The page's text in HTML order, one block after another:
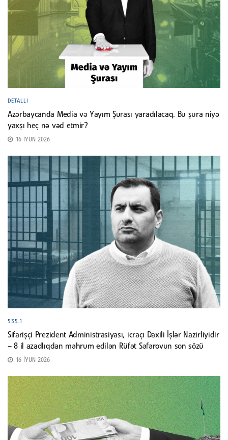
DETALLI
Azərbaycanda Media və Yayım Şurası yaradılacaq. Bu şura niyə
yaxşı heç nə vəd etmir?
16 İYUN 2026
535.1
Sifarişçi Prezident Administrasiyası, icraçı Daxili İşlər Nazirliyidir
– 8 il azadlıqdan məhrum edilən Rüfət Səfərovun son sözü
16 İYUN 2026